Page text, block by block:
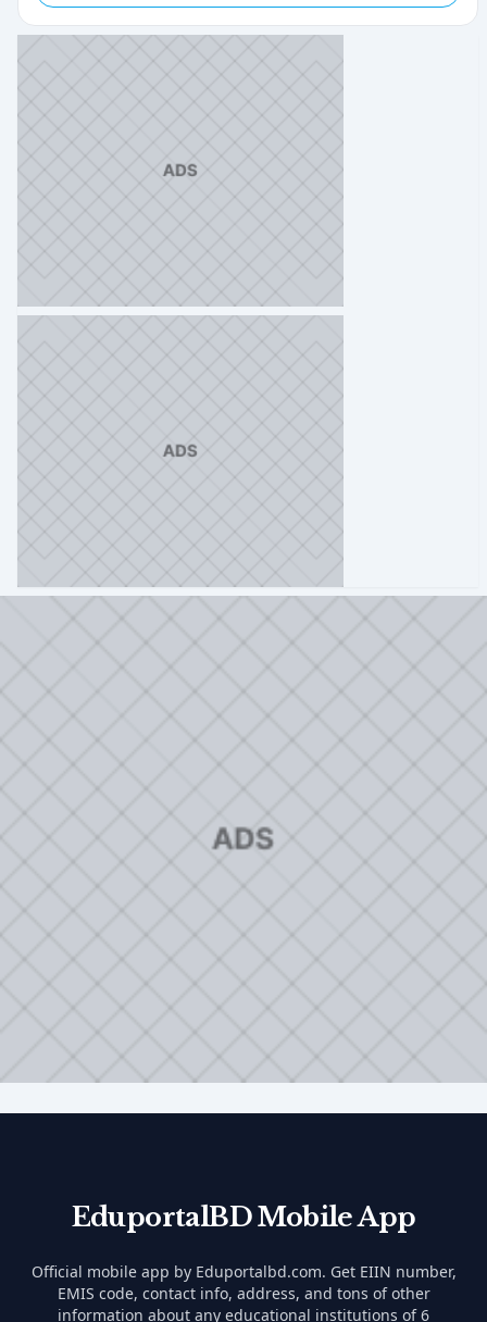
EduportalBD Mobile App
Official mobile app by Eduportalbd.com. Get EIIN number,
EMIS code, contact info, address, and tons of other
information about any educational institutions of 6